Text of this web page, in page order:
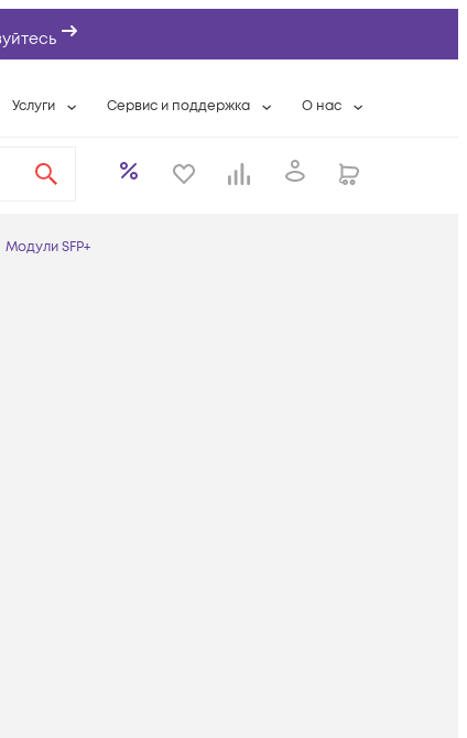
Услуги
Расширенная гарантия
Сервис и поддержка
Разовые выездные работы
О нас
Контактная
Модули SFP+